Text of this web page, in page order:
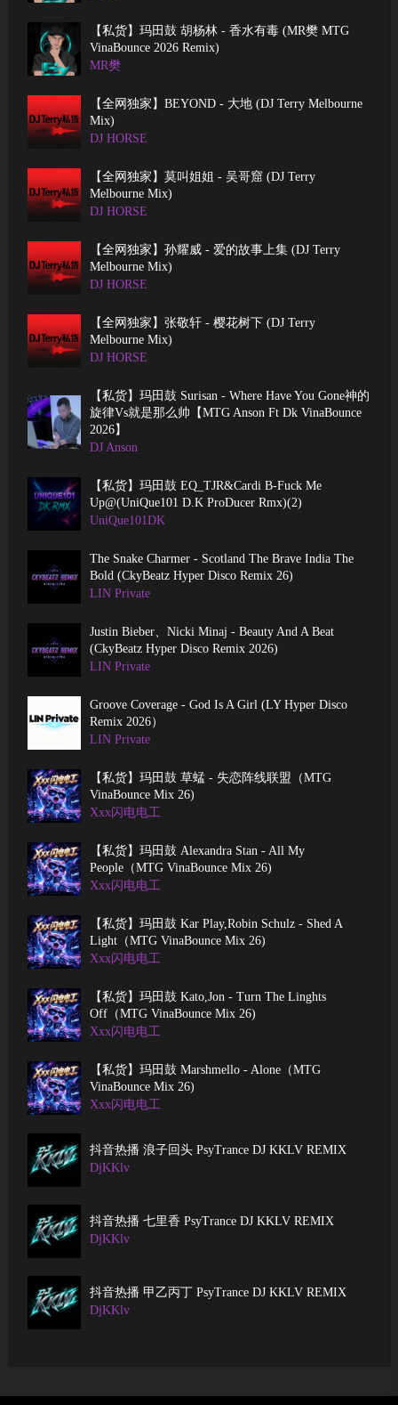
【私货】玛田鼓 胡杨林 - 香水有毒 (MR樊 MTG
VinaBounce 2026 Remix)
MR樊
【全网独家】BEYOND - 大地 (DJ Terry Melbourne
Mix)
DJ HORSE
【全网独家】莫叫姐姐 - 吴哥窟 (DJ Terry
Melbourne Mix)
DJ HORSE
【全网独家】孙耀威 - 爱的故事上集 (DJ Terry
Melbourne Mix)
DJ HORSE
【全网独家】张敬轩 - 樱花树下 (DJ Terry
Melbourne Mix)
DJ HORSE
【私货】玛田鼓 Surisan - Where Have You Gone神的
旋律Vs就是那么帅【MTG Anson Ft Dk VinaBounce
2026】
DJ Anson
【私货】玛田鼓 EQ_TJR&Cardi B-Fuck Me
Up@(UniQue101 D.K ProDucer Rmx)(2)
UniQue101DK
The Snake Charmer - Scotland The Brave India The
Bold (CkyBeatz Hyper Disco Remix 26)
LIN Private
Justin Bieber、Nicki Minaj - Beauty And A Beat
(CkyBeatz Hyper Disco Remix 2026)
LIN Private
Groove Coverage - God Is A Girl (LY Hyper Disco
Remix 2026）
LIN Private
【私货】玛田鼓 草蜢 - 失恋阵线联盟（MTG
VinaBounce Mix 26)
Xxx闪电电工
【私货】玛田鼓 Alexandra Stan - All My
People（MTG VinaBounce Mix 26)
Xxx闪电电工
【私货】玛田鼓 Kar Play,Robin Schulz - Shed A
Light（MTG VinaBounce Mix 26)
Xxx闪电电工
【私货】玛田鼓 Kato,Jon - Turn The Linghts
Off（MTG VinaBounce Mix 26)
Xxx闪电电工
【私货】玛田鼓 Marshmello - Alone（MTG
VinaBounce Mix 26)
Xxx闪电电工
抖音热播 浪子回头 PsyTrance DJ KKLV REMIX
DjKKlv
抖音热播 七里香 PsyTrance DJ KKLV REMIX
DjKKlv
抖音热播 甲乙丙丁 PsyTrance DJ KKLV REMIX
DjKKlv